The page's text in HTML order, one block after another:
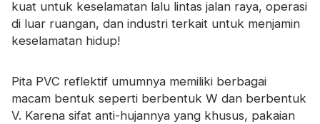
kuat untuk keselamatan lalu lintas jalan raya, operasi
di luar ruangan, dan industri terkait untuk menjamin
keselamatan hidup!
Pita PVC reflektif umumnya memiliki berbagai
macam bentuk seperti berbentuk W dan berbentuk
V. Karena sifat anti-hujannya yang khusus, pakaian